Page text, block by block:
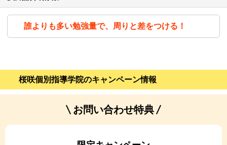
誰よりも多い勉強量で、周りと差をつける！
桜咲個別指導学院のキャンペーン情報
お問い合わせ特典